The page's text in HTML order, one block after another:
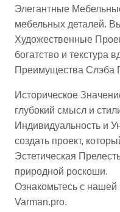
Элегантные
мебельных деталей.
Художественные
богатство и текстура
Преимущества Слэба
Историческое
глубокий смысл и
Индивидуальность и
создать проект,
Эстетическая
природной роскоши.
Ознакомьтесь с нашей
Varman.pro.